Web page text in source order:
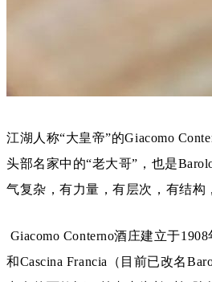
江湖人称“大皇帝”的Giacomo
头部名家中的“老大哥”，也是
气复杂，有力量，有层次，有结构
Giacomo Conterno酒庄建立于
和Cascina Francia（目前已改名